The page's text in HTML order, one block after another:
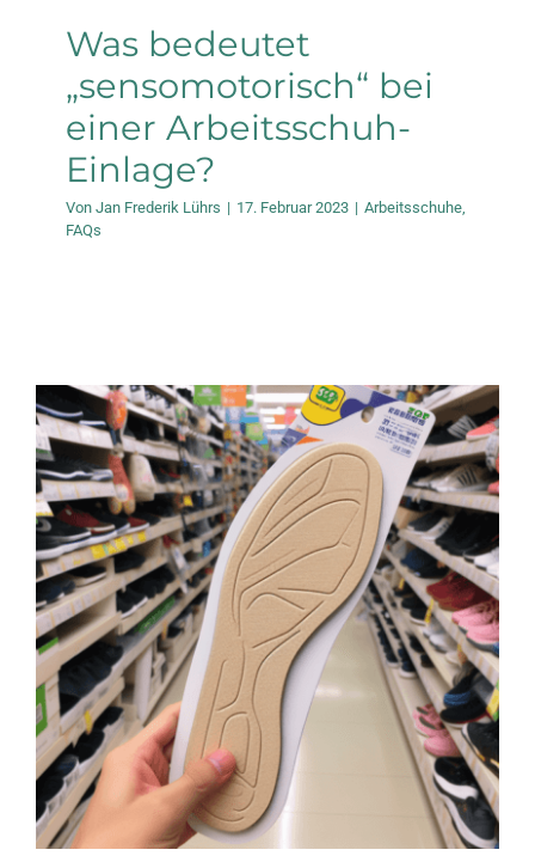
Was bedeutet
„sensomotorisch“ bei
einer Arbeitsschuh-
Einlage?
Von Jan Frederik Lührs | 17. Februar 2023 | Arbeitsschuhe
FAQs
Was „Einlegesohlen“
oder dünne „Einlagen“
aus dem
Drogeriemarkt bringen
FAQs Mythen in Tüten Tacheless